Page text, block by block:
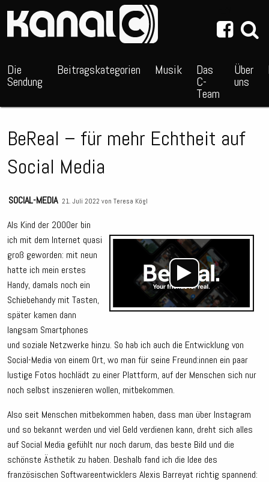
Die
Sendung
Beitragskategorien Musik Das
C-
Team
Über
uns
BeReal – für mehr Echtheit auf
Social Media
SOCIAL-MEDIA 21. Juli 2022 von Teresa Kögl
Als Kind der 2000er bin
ich mit dem Internet quasi
groß geworden: mit neun
hatte ich mein erstes
Handy, damals noch ein
Schiebehandy mit Tasten,
später kamen dann
langsam Smartphones
und soziale Netzwerke hinzu. So hab ich auch die Entwicklung von
Social-Media von einem Ort, wo man für seine Freund:innen ein paar
lustige Fotos hochlädt zu einer Plattform, auf der Menschen sich nur
noch selbst inszenieren wollen, mitbekommen.
Also seit Menschen mitbekommen haben, dass man über Instagram
und so bekannt werden und viel Geld verdienen kann, dreht sich alles
auf Social Media gefühlt nur noch darum, das beste Bild und die
schönste Ästhetik zu haben. Deshalb fand ich die Idee des
französischen Softwareentwicklers Alexis Barreyat richtig spannend: